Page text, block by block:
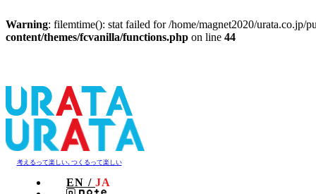
Warning: filemtime(): stat failed for /home/magnet2020/urata.co.jp/
content/themes/fcvanilla/functions.php on line 44
考えるって楽しい､つくるって楽しい
EN / JA